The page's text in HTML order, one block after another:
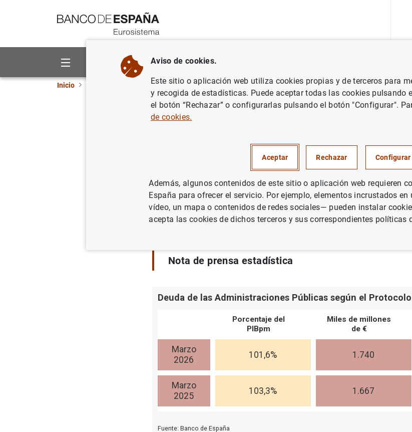
Sobre el Banco Áreas de actuación
Inicio Noticias del Banco de España La deuda de las Administraciones Públicas se
La deuda de las Administraciones
situó en marzo de 2026 en el
19/05/2026 DEUDA PÚBLICA
Nota de prensa estadística
Aviso de cookies.
Este sitio o aplicación web utiliza cookies propias y de terceros para
y recogida de estadísticas. Puede aceptar todas las cookies pulsando
el botón “Rechazar” o configurarlas pulsando el botón "Configurar".
de cookies.
Aceptar Rechazar Configurar
Además, algunos contenidos de este sitio o aplicación web requieren
España para ofrecer el servicio. Por ejemplo, elementos incrustados
vídeo, un mapa o contenidos de redes sociales— pueden instalar
acepta las cookies de dichos terceros y sus correspondientes políticas